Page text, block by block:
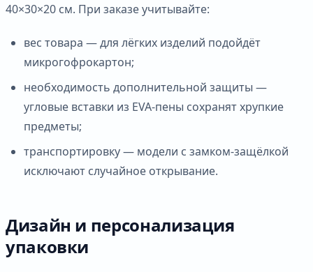
40×30×20 см. При заказе учитывайте:
вес товара — для лёгких изделий подойдёт
микрогофрокартон;
необходимость дополнительной защиты —
угловые вставки из EVA-пены сохранят хрупкие
предметы;
транспортировку — модели с замком-защёлкой
исключают случайное открывание.
Дизайн и персонализация
упаковки